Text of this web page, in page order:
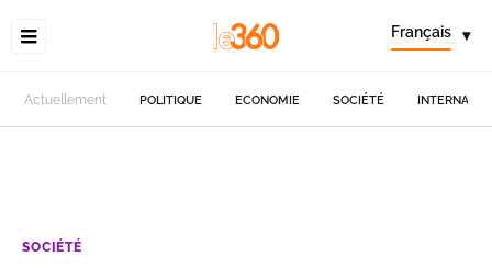
Français ▾
Actuellement POLITIQUE ECONOMIE SOCIÉTÉ
SOCIÉTÉ